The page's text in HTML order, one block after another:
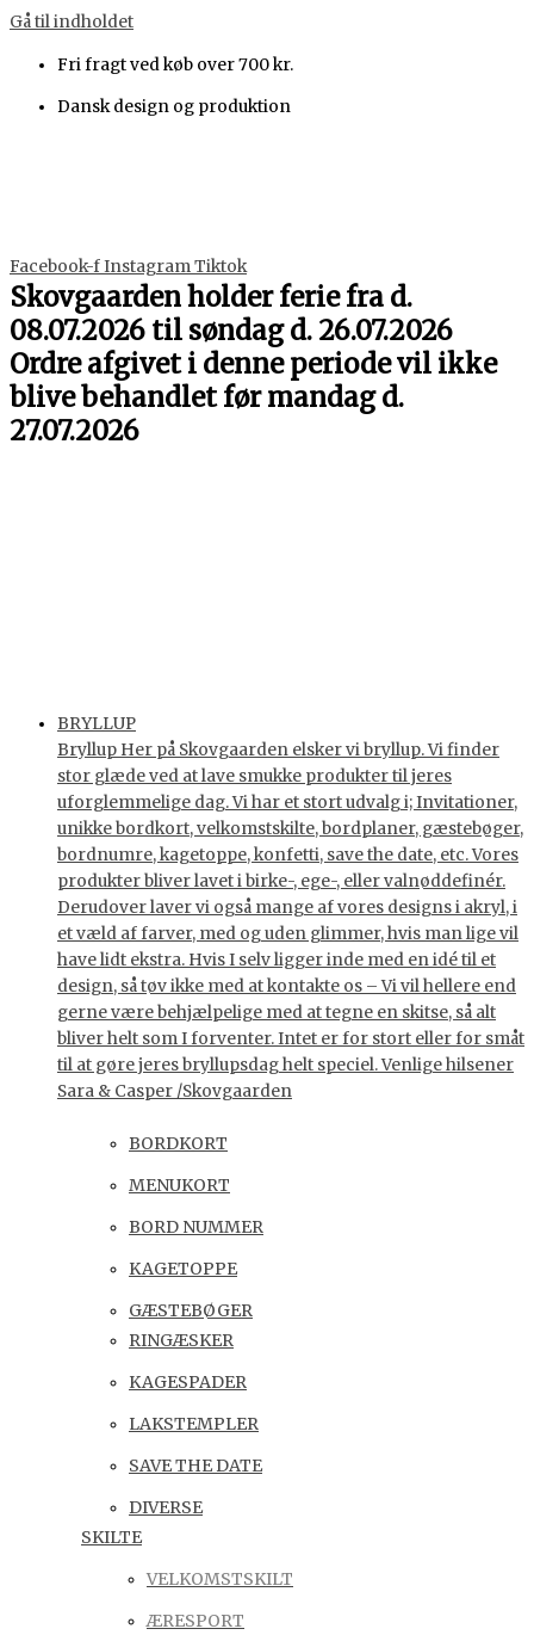
Gå til indholdet
Fri fragt ved køb over 700 kr.
Dansk design og produktion
Facebook-fInstagramTiktok
Skovgaarden holder ferie fra d.
08.07.2026 til søndag d. 26.07.2026
Ordre afgivet i denne periode vil ikke
blive behandlet før mandag d.
27.07.2026
BRYLLUP
Bryllup Her på Skovgaarden elsker vi bryllup. Vi finder
stor glæde ved at lave smukke produkter til jeres
uforglemmelige dag. Vi har et stort udvalg i; Invitationer,
unikke bordkort, velkomstskilte, bordplaner, gæstebøger,
bordnumre, kagetoppe, konfetti, save the date, etc. Vores
produkter bliver lavet i birke-, ege-, eller valnøddefinér.
Derudover laver vi også mange af vores designs i akryl, i
et væld af farver, med og uden glimmer, hvis man lige vil
have lidt ekstra. Hvis I selv ligger inde med en idé til et
design, så tøv ikke med at kontakte os – Vi vil hellere end
gerne være behjælpelige med at tegne en skitse, så alt
bliver helt som I forventer. Intet er for stort eller for småt
til at gøre jeres bryllupsdag helt speciel. Venlige hilsener
Sara & Casper /Skovgaarden
BORDKORT
MENUKORT
BORD NUMMER
KAGETOPPE
GÆSTEBØGER
RINGÆSKER
KAGESPADER
LAKSTEMPLER
SAVE THE DATE
DIVERSE
SKILTE
VELKOMSTSKILT
ÆRESPORT